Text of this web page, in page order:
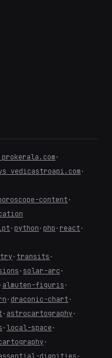
·
vedicastroapi.com·
content ·
· python · php · react ·
· transits ·
· solar-arc ·
· almuten-figuris ·
· draconic-chart ·
· astrocartography ·
· local-space ·
·
dignities·